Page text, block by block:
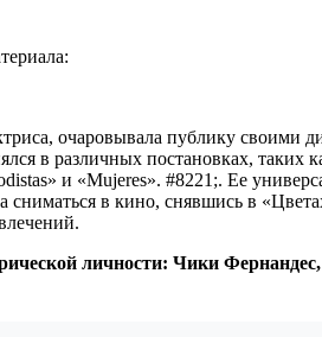
очаровывала публику
в различных постановках,
и «Mujeres». #8221;. Ее
в кино, снявшись в
личности: Чики